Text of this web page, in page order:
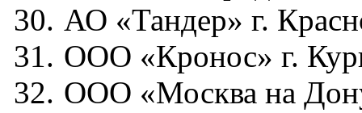
30. АО «Тандер» г.
31. ООО «Кронос» г.
32. ООО «Москва на